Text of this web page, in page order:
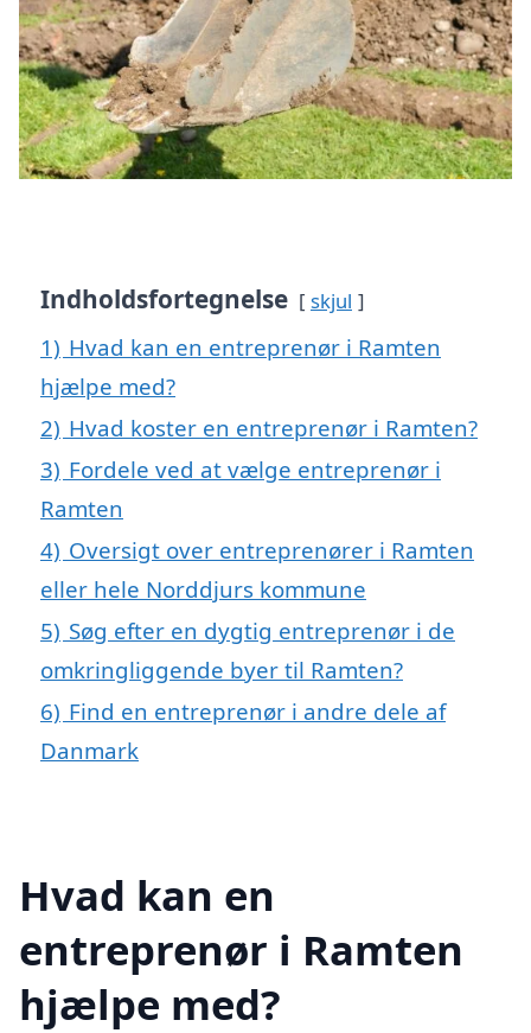
Indholdsfortegnelse skjul
1) Hvad kan en entreprenør i Ramten
hjælpe med?
2) Hvad koster en entreprenør i Ramten?
3) Fordele ved at vælge entreprenør i
Ramten
4) Oversigt over entreprenører i Ramten
eller hele Norddjurs kommune
5) Søg efter en dygtig entreprenør i de
omkringliggende byer til Ramten?
6) Find en entreprenør i andre dele af
Danmark
Hvad kan en
entreprenør i Ramten
hjælpe med?